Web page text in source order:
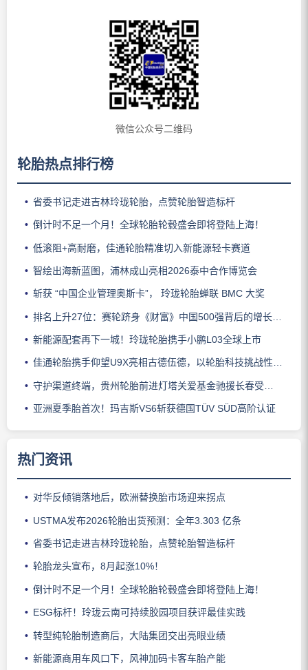
微信公众号二维码
轮胎热点排行榜
省委书记走进吉林玲珑轮胎，点赞轮胎智造标杆
倒计时不足一个月！全球轮胎轮毂盛会即将登陆上海！
低滚阻+高耐磨，佳通轮胎精准切入新能源轻卡赛道
智绘出海新蓝图，浦林成山亮相2026泰中合作博览会
斩获 “中国企业管理奥斯卡”， 玲珑轮胎蝉联 BMC 大奖
排名上升27位：赛轮跻身《财富》中国500强背后的增长逻辑
新能源配套再下一城！玲珑轮胎携手小鹏L03全球上市
佳通轮胎携手仰望U9X亮相古德伍德，以轮胎科技挑战性能边界
守护渠道终端，贵州轮胎前进灯塔关爱基金驰援长春受灾门店
亚洲夏季胎首次！玛吉斯VS6斩获德国TÜV SÜD高阶认证
热门资讯
对华反倾销落地后，欧洲替换胎市场迎来拐点
USTMA发布2026轮胎出货预测：全年3.303 亿条
省委书记走进吉林玲珑轮胎，点赞轮胎智造标杆
轮胎龙头宣布，8月起涨10%！
倒计时不足一个月！全球轮胎轮毂盛会即将登陆上海！
ESG标杆！玲珑云南可持续胶园项目获评最佳实践
转型纯轮胎制造商后，大陆集团交出亮眼业绩
新能源商用车风口下，风神加码卡客车胎产能